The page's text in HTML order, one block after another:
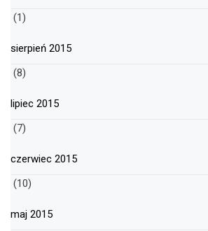
(1)
sierpień 2015
(8)
lipiec 2015
(7)
czerwiec 2015
(10)
maj 2015